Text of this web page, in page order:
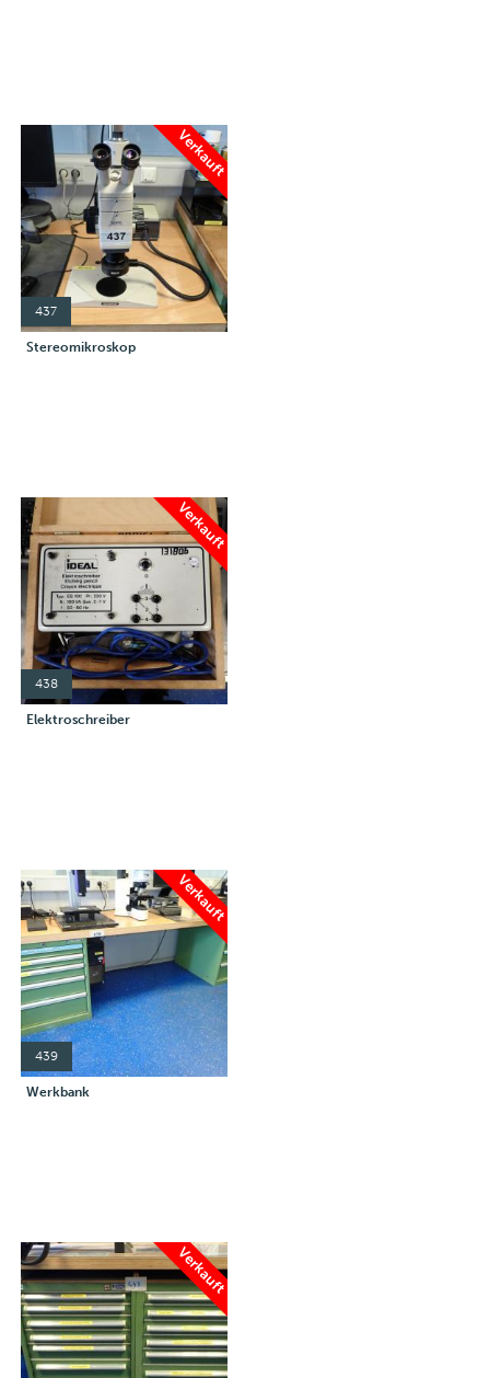
Verkauft
437
Stereomikroskop
Verkauft
438
Elektroschreiber
Verkauft
439
Werkbank
Verkauft